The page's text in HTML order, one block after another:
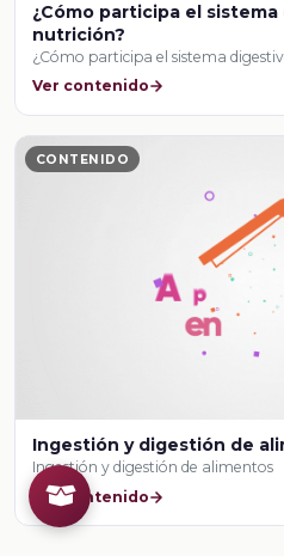
¿Cómo participa el
nutrición?
¿Cómo participa el sistema
Ver contenido
CONTENIDO
Ingestión y digestión de
Ingestión y digestión de alimentos
Ver contenido